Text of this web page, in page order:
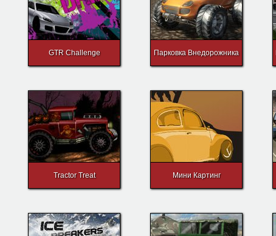
GTR Challenge Парковка Внедорожника
Tractor Treat Мини Картинг